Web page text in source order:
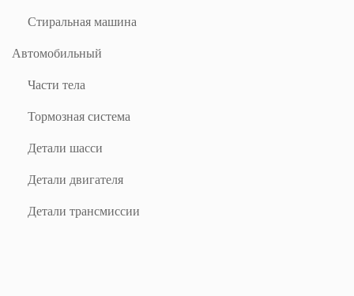
Стиральная машина
Автомобильный
Части тела
Тормозная система
Детали шасси
Детали двигателя
Детали трансмиссии